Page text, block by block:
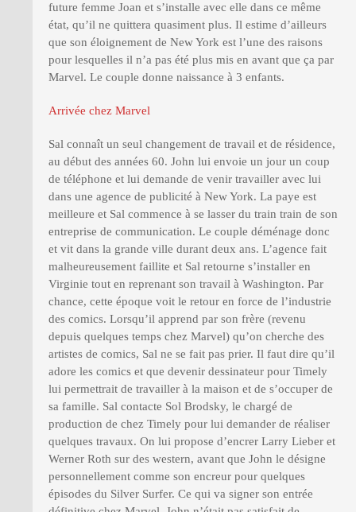
future femme Joan et s’installe avec elle dans ce même
état, qu’il ne quittera quasiment plus. Il estime d’ailleurs
que son éloignement de New York est l’une des raisons
pour lesquelles il n’a pas été plus mis en avant que ça par
Marvel. Le couple donne naissance à 3 enfants.
Arrivée chez Marvel
Sal connaît un seul changement de travail et de résidence,
au début des années 60. John lui envoie un jour un coup
de téléphone et lui demande de venir travailler avec lui
dans une agence de publicité à New York. La paye est
meilleure et Sal commence à se lasser du train train de son
entreprise de communication. Le couple déménage donc
et vit dans la grande ville durant deux ans. L’agence fait
malheureusement faillite et Sal retourne s’installer en
Virginie tout en reprenant son travail à Washington. Par
chance, cette époque voit le retour en force de l’industrie
des comics. Lorsqu’il apprend par son frère (revenu
depuis quelques temps chez Marvel) qu’on cherche des
artistes de comics, Sal ne se fait pas prier. Il faut dire qu’il
adore les comics et que devenir dessinateur pour Timely
lui permettrait de travailler à la maison et de s’occuper de
sa famille. Sal contacte Sol Brodsky, le chargé de
production de chez Timely pour lui demander de réaliser
quelques travaux. On lui propose d’encrer Larry Lieber et
Werner Roth sur des western, avant que John le désigne
personnellement comme son encreur pour quelques
épisodes du Silver Surfer. Ce qui va signer son entrée